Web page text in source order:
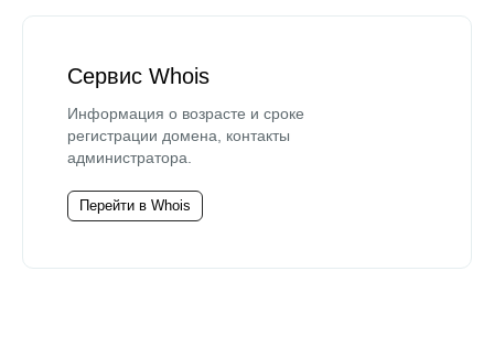
Сервис Whois
Информация о возрасте и сроке
регистрации домена, контакты
администратора.
Перейти в Whois